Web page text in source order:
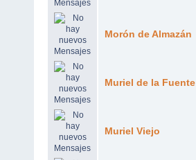
Morón de Almazán
Muriel de la Fuente
Muriel Viejo